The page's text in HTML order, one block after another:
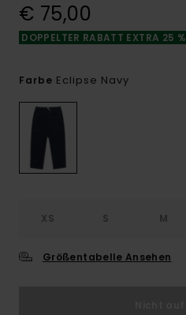
€ 75,00
DOPPELTER RABATT EXTRA 25 %
Farbe Eclipse Navy
XS S M
Größentabelle Ansehen